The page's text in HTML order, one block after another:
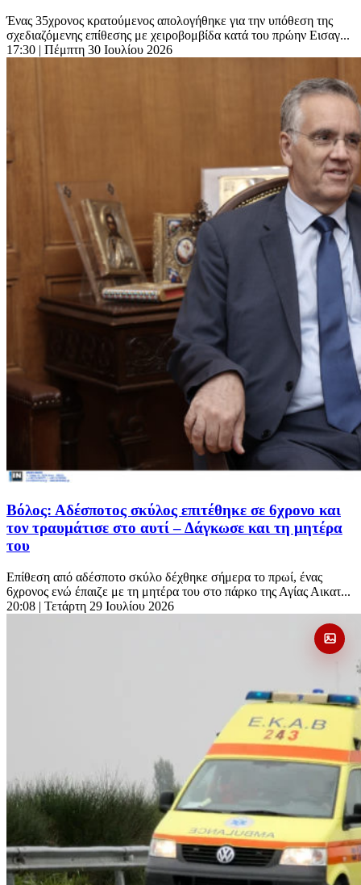
Ένας 35χρονος κρατούμενος απολογήθηκε για την υπόθεση της
σχεδιαζόμενης επίθεσης με χειροβομβίδα κατά του πρώην Εισαγ...
17:30 | Πέμπτη 30 Ιουλίου 2026
Βόλος: Αδέσποτος σκύλος επιτέθηκε σε 6χρονο και
τον τραυμάτισε στο αυτί – Δάγκωσε και τη μητέρα
του
Επίθεση από αδέσποτο σκύλο δέχθηκε σήμερα το πρωί, ένας
6χρονος ενώ έπαιζε με τη μητέρα του στο πάρκο της Αγίας Αικατ...
20:08 | Τετάρτη 29 Ιουλίου 2026